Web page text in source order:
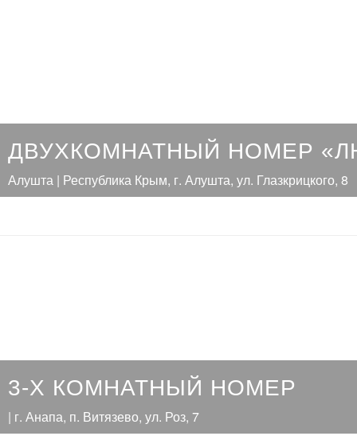
ДВУХКОМНАТНЫЙ НОМЕР
Алушта | Республика Крым, г. Алушта, ул. Глазкрицкого, 8
3-Х КОМНАТНЫЙ НОМЕР
| г. Анапа, п. Витязево, ул. Роз, 7